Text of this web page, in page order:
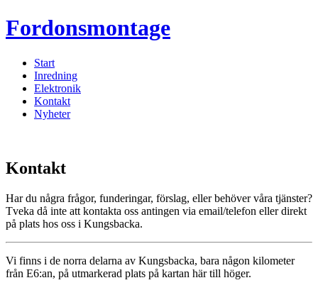
Fordonsmontage
Start
Inredning
Elektronik
Kontakt
Nyheter
Kontakt
Har du några frågor, funderingar, förslag, eller behöver våra tjänster?
Tveka då inte att kontakta oss antingen via email/telefon eller direkt
på plats hos oss i Kungsbacka.
Vi finns i de norra delarna av Kungsbacka, bara någon kilometer
från E6:an, på utmarkerad plats på kartan här till höger.